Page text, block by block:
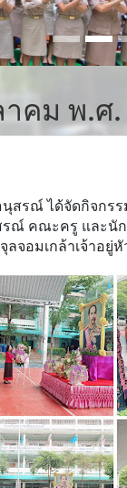
คม พ.ศ
สรณ์ ได้จัดกิจกร
ณ์ คณะครู และนัก
จอมเกล้าเจ้าอยู่หั